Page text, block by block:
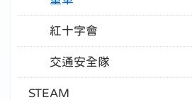
紅十字會
交通安全隊
STEAM